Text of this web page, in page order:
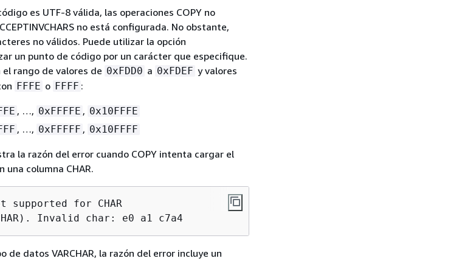
es UTF-8 válida, las operaciones COPY no
no está configurada. No obstante,
no válidos. Puede utilizar la opción
un punto de código por un carácter que especifique.
rango de valores de 0xFDD0 a 0xFDEF y valores
FFFE o FFFF :
, …, 0xFFFFE , 0x10FFFE
, …, 0xFFFFF , 0x10FFFF
la razón del error cuando COPY intenta cargar el
una columna CHAR.
for CHAR
Invalid char: e0 a1 c7a4
de datos VARCHAR, la razón del error incluye un